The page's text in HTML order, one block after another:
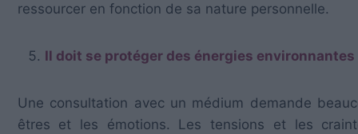
ressourcer en fonction de sa nature personnelle.
Il doit se protéger des énergies environnantes
Une consultation avec un médium demande
êtres et les émotions. Les tensions et les